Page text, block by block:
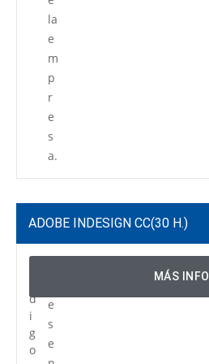
la
e
m
p
r
e
s
a.
ADOBE INDESIGN CC(30 H.)
d
i
g
o
e
s
e
MÁS INFO